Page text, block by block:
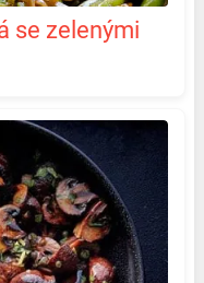
se zelenými